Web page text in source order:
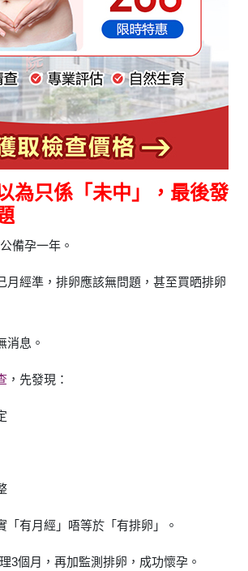
為只係「未中」，最後發
備孕一年。
月經準，排卵應該無問題，甚至買晒排卵
消息。
，先發現：
「有月經」唔等於「有排卵」。
3個月，再加監測排卵，成功懷孕。